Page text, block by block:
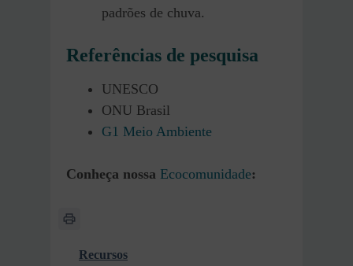
padrões de chuva.
Referências de pesquisa
UNESCO
ONU Brasil
G1 Meio Ambiente
Conheça nossa Ecocomunidade:
Recursos